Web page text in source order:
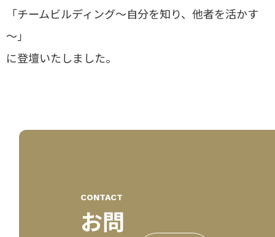
「チームビルディング～自分を知り、他者を活かす
～」
に登壇いたしました。
CONTACT
お問